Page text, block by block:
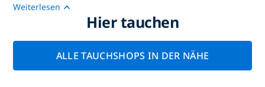
Weiterlesen
Hier tauchen
ALLE TAUCHSHOPS IN DER NÄHE